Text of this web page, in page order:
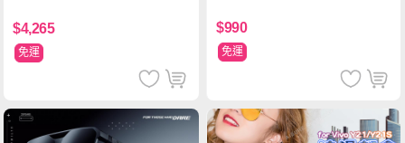
$4,265
免運
$990
免運